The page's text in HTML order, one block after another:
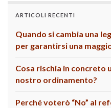
ARTICOLI RECENTI
Quando si cambia una
per garantirsi una
Cosa rischia in concreto
nostro ordinamento?
Perché voterò “No” al